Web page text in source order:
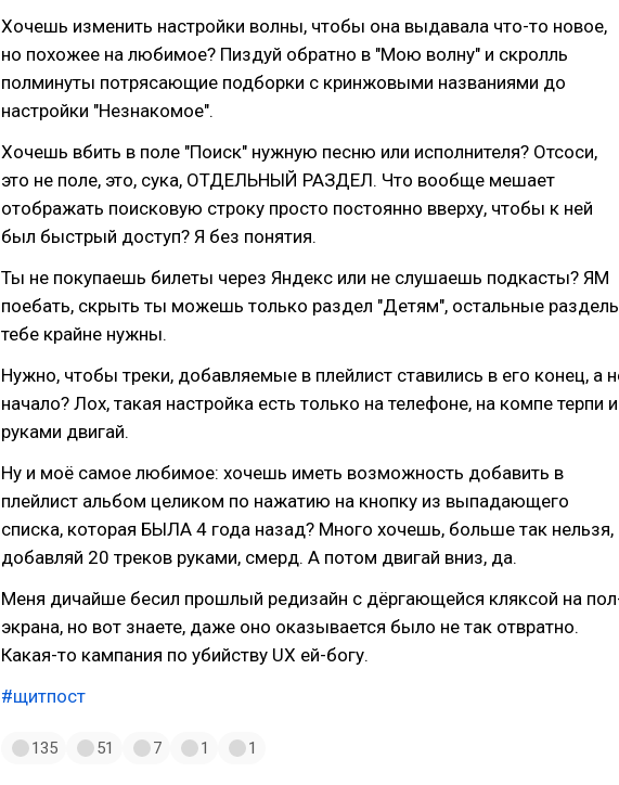
Хочешь изменить настройки волны, чтобы она выдавала что-то новое,
но похожее на любимое? Пиздуй обратно в "Мою волну" и скролль
полминуты потрясающие подборки с кринжовыми названиями до
настройки "Незнакомое".
Хочешь вбить в поле "Поиск" нужную песню или исполнителя? Отсоси,
это не поле, это, сука, ОТДЕЛЬНЫЙ РАЗДЕЛ. Что вообще мешает
отображать поисковую строку просто постоянно вверху, чтобы к ней
был быстрый доступ? Я без понятия.
Ты не покупаешь билеты через Яндекс или не слушаешь подкасты? ЯМ
поебать, скрыть ты можешь только раздел "Детям", остальные
тебе крайне нужны.
Нужно, чтобы треки, добавляемые в плейлист ставились в его конец, а
начало? Лох, такая настройка есть только на телефоне, на компе терпи и
руками двигай.
Ну и моё самое любимое: хочешь иметь возможность добавить в
плейлист альбом целиком по нажатию на кнопку из выпадающего
списка, которая БЫЛА 4 года назад? Много хочешь, больше так нельзя,
добавляй 20 треков руками, смерд. А потом двигай вниз, да.
Меня дичайше бесил прошлый редизайн с дёргающейся кляксой на
экрана, но вот знаете, даже оно оказывается было не так отвратно.
Какая-то кампания по убийству UX ей-богу.
#щитпост
135 51 7 1 1